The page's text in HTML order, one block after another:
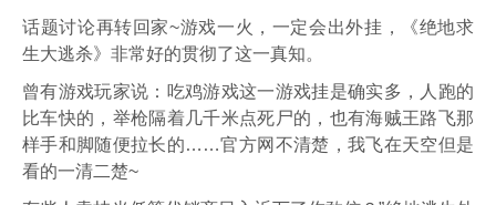
话题讨论再转回家~游戏一火，一定会出外挂，《绝地求
生大逃杀》非常好的贯彻了这一真知。
曾有游戏玩家说：吃鸡游戏这一游戏挂是确实多，人跑的
比车快的，举枪隔着几千米点死尸的，也有海贼王路飞那
样手和脚随便拉长的……官方网不清楚，我飞在天空但是
看的一清二楚~